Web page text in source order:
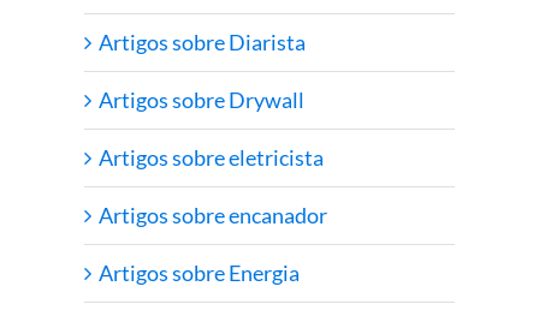
Artigos sobre Diarista
Artigos sobre Drywall
Artigos sobre eletricista
Artigos sobre encanador
Artigos sobre Energia